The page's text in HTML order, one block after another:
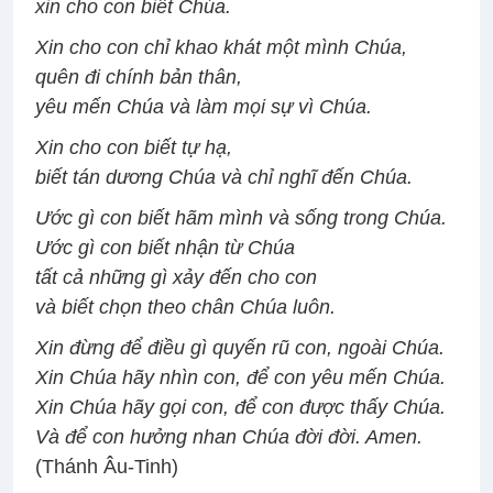
xin cho con biết Chúa.
Xin cho con chỉ khao khát một mình Chúa,
quên đi chính bản thân,
yêu mến Chúa và làm mọi sự vì Chúa.
Xin cho con biết tự hạ,
biết tán dương Chúa và chỉ nghĩ đến Chúa.
Ước gì con biết hãm mình và sống trong Chúa.
Ước gì con biết nhận từ Chúa
tất cả những gì xảy đến cho con
và biết chọn theo chân Chúa luôn.
Xin đừng để điều gì quyến rũ con, ngoài Chúa.
Xin Chúa hãy nhìn con, để con yêu mến Chúa.
Xin Chúa hãy gọi con, để con được thấy Chúa.
Và để con hưởng nhan Chúa đời đời. Amen.
(Thánh Âu-Tinh)